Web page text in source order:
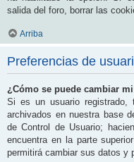
salida del foro, borrar las
Arriba
Preferencias de
¿Cómo se puede cambiar
Si es un usuario registrado,
archivados en nuestra base
de Control de Usuario;
encuentra en la parte
permitirá cambiar sus datos y